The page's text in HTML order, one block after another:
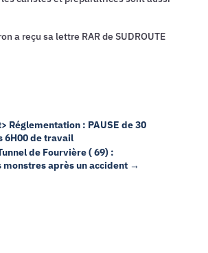
a reçu sa lettre RAR de SUDROUTE
Réglementation : PAUSE de 30
6H00 de travail
de Fourvière ( 69) :
après un accident→